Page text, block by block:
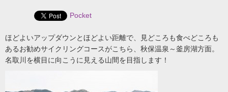
Pocket
ほどよいアップダウンとほどよい距離で、見どころも食べどころも
あるお勧めサイクリングコースがこちら、秋保温泉～釜房湖方面。
名取川を横目に向こうに見える山間を目指します！